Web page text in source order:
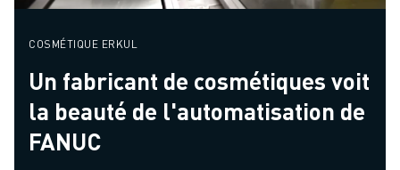
COSMÉTIQUE ERKUL
Un fabricant de cosmétiques voit
la beauté de l'automatisation de
FANUC